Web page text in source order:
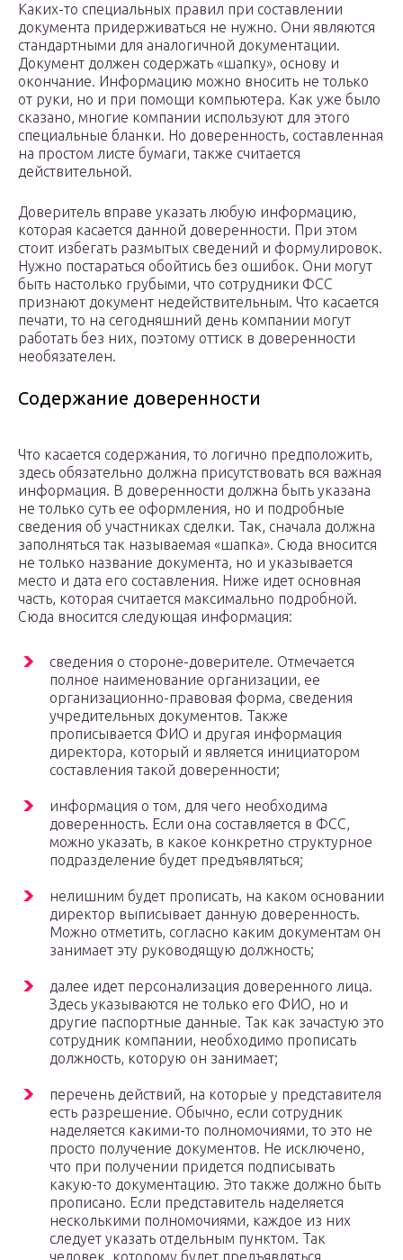
Каких-то специальных правил при составлении
документа придерживаться не нужно. Они являются
стандартными для аналогичной документации.
Документ должен содержать «шапку», основу и
окончание. Информацию можно вносить не только
от руки, но и при помощи компьютера. Как уже было
сказано, многие компании используют для этого
специальные бланки. Но доверенность, составленная
на простом листе бумаги, также считается
действительной.
Доверитель вправе указать любую информацию,
которая касается данной доверенности. При этом
стоит избегать размытых сведений и формулировок.
Нужно постараться обойтись без ошибок. Они могут
быть настолько грубыми, что сотрудники ФСС
признают документ недействительным. Что касается
печати, то на сегодняшний день компании могут
работать без них, поэтому оттиск в доверенности
необязателен.
Содержание доверенности
Что касается содержания, то логично предположить,
здесь обязательно должна присутствовать вся важная
информация. В доверенности должна быть указана
не только суть ее оформления, но и подробные
сведения об участниках сделки. Так, сначала должна
заполняться так называемая «шапка». Сюда вносится
не только название документа, но и указывается
место и дата его составления. Ниже идет основная
часть, которая считается максимально подробной.
Сюда вносится следующая информация:
сведения о стороне-доверителе. Отмечается
полное наименование организации, ее
организационно-правовая форма, сведения
учредительных документов. Также
прописывается ФИО и другая информация
директора, который и является инициатором
составления такой доверенности;
информация о том, для чего необходима
доверенность. Если она составляется в ФСС,
можно указать, в какое конкретно структурное
подразделение будет предъявляться;
нелишним будет прописать, на каком основании
директор выписывает данную доверенность.
Можно отметить, согласно каким документам он
занимает эту руководящую должность;
далее идет персонализация доверенного лица.
Здесь указываются не только его ФИО, но и
другие паспортные данные. Так как зачастую это
сотрудник компании, необходимо прописать
должность, которую он занимает;
перечень действий, на которые у представителя
есть разрешение. Обычно, если сотрудник
наделяется какими-то полномочиями, то это не
просто получение документов. Не исключено,
что при получении придется подписывать
какую-то документацию. Это также должно быть
прописано. Если представитель наделяется
несколькими полномочиями, каждое из них
следует указать отдельным пунктом. Так
человек, которому будет предъявляться